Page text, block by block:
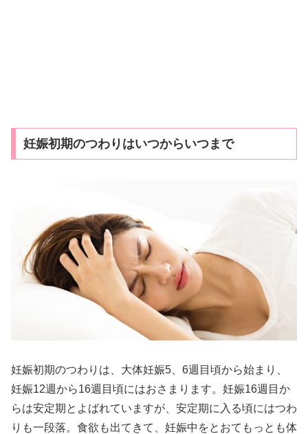
妊娠初期のつわりはいつからいつまで
妊娠初期のつわりは、大体妊娠5、6週目頃から始まり、
妊娠12週から16週目頃にはおさまります。妊娠16週目か
らは安定期とよばれていますが、安定期に入る頃にはつわ
りも一段落。食欲も出てきて、妊娠中をとおてもっとも体